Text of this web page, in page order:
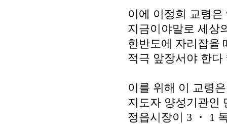
이에 이정희 교령은
지금이야말로 세상
한반도에 자리잡을
적극 앞장서야 한다
이를 위해 이 교령
지도자 양성기관인
정읍시장이 3 ・ 1